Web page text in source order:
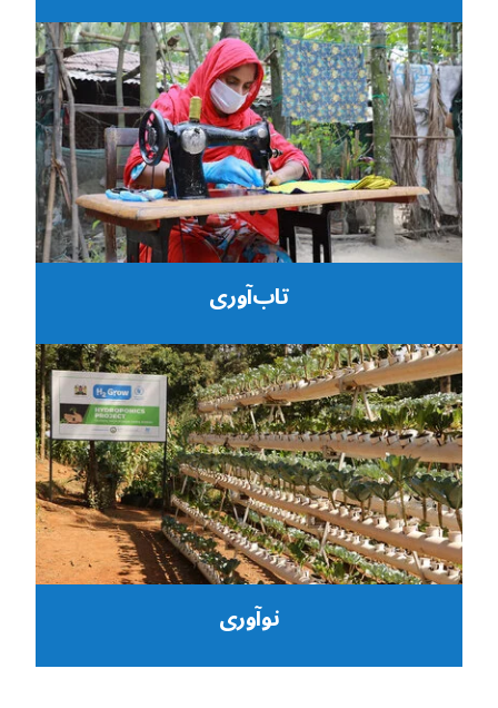
تاب‌آوری
نوآوری